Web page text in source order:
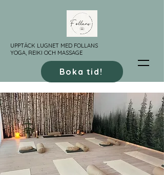
UPPTÄCK LUGNET MED FOLLANS
YOGA, REIKI OCH MASSAGE
Boka tid!